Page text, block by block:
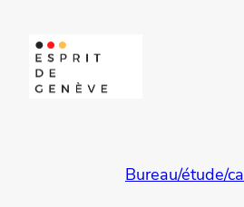
contenu
Bureau/étude/